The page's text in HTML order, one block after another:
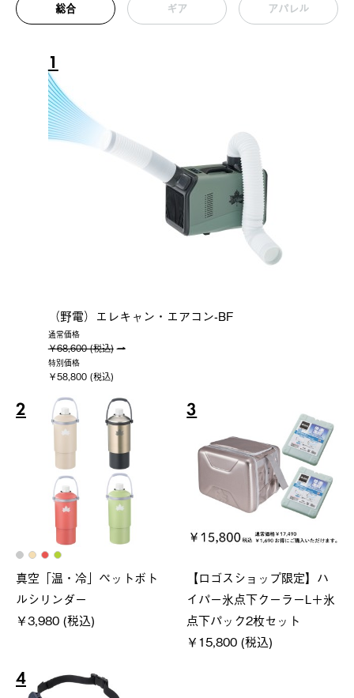
総合 ギア アパレル
1
（野電）エレキャン・エアコン-BF
通常価格
￥68,600 (税込)
特別価格
￥58,800 (税込)
2
真空「温・冷」ペットボト
ルシリンダー
￥3,980 (税込)
3
【ロゴスショップ限定】ハ
イパー氷点下クーラーL＋氷
点下パック2枚セット
￥15,800 (税込)
4